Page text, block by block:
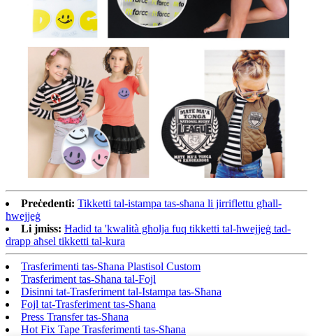
Preċedenti: Tikketti tal-istampa tas-sħana li jirriflettu għall-
ħwejjeġ
Li jmiss: Ħadid ta 'kwalità għolja fuq tikketti tal-ħwejjeġ tad-
drapp aħsel tikketti tal-kura
Trasferimenti tas-Sħana Plastisol Custom
Trasferiment tas-Sħana tal-Fojl
Disinni tat-Trasferiment tal-Istampa tas-Sħana
Fojl tat-Trasferiment tas-Sħana
Press Transfer tas-Sħana
Hot Fix Tape Trasferimenti tas-Sħana